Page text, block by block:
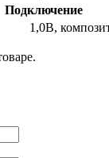
Подключение
1,0В,